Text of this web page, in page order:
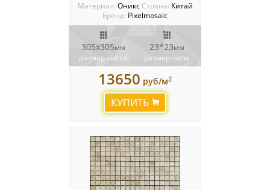
Материал: Оникс Cтрана: Китай
Бренд: Pixelmosaic
305х305мм
размер листа
23*23мм
размер чипа
13650 руб/м2
КУПИТЬ